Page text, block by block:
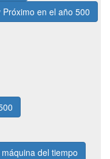
en el año 500
máquina del tiempo